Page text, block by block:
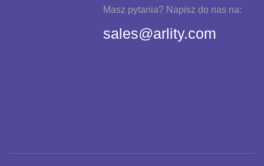
Masz pytania? Napisz do nas na:
sales@arlity.com